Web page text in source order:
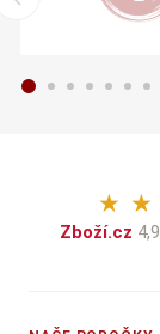
★ ★
Zboží.cz 4,9